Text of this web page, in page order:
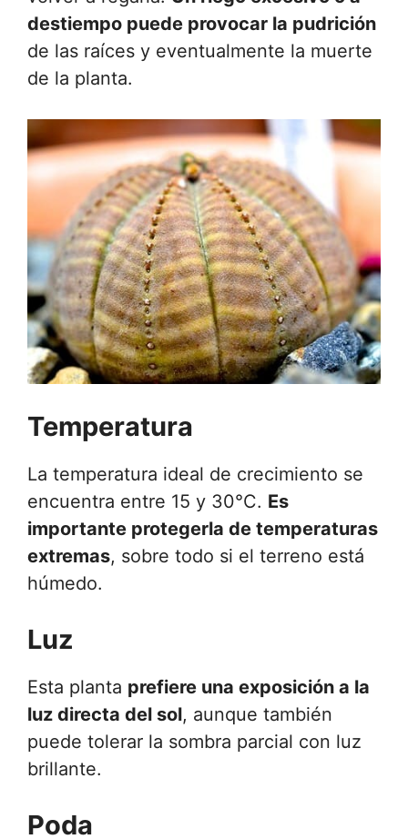
destiempo puede provocar la pudrición
de las raíces y eventualmente la muerte
de la planta.
Temperatura
La temperatura ideal de crecimiento se
encuentra entre 15 y 30°C. Es
importante protegerla de temperaturas
extremas, sobre todo si el terreno está
húmedo.
Luz
Esta planta prefiere una exposición a la
luz directa del sol, aunque también
puede tolerar la sombra parcial con luz
brillante.
Poda